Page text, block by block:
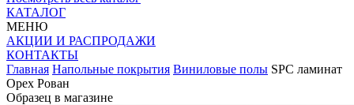
КАТАЛОГ
МЕНЮ
АКЦИИ И РАСПРОДАЖИ
КОНТАКТЫ
Главная Напольные покрытия Виниловые полы SPC ламинат
Орех Рован
Образец в магазине